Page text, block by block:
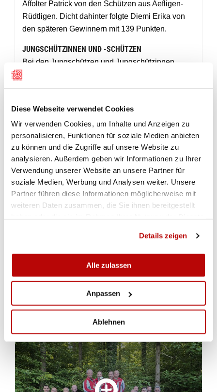
Diese Webseite verwendet Cookies
Wir verwenden Cookies, um Inhalte und Anzeigen zu
personalisieren, Funktionen für soziale Medien anbieten
zu können und die Zugriffe auf unsere Website zu
analysieren. Außerdem geben wir Informationen zu Ihrer
Verwendung unserer Website an unsere Partner für
soziale Medien, Werbung und Analysen weiter. Unsere
Partner führen diese Informationen möglicherweise mit
weiteren Daten zusammen, die Sie ihnen bereitgestellt
Details zeigen
Alle zulassen
Anpassen
Ablehnen
Affolter Patrick von den Schützen aus Aefligen-
Rüdtligen. Dicht dahinter folgte Diemi Erika von
den späteren Gewinnern mit 139 Punkten.
JUNGSCHÜTZINNEN UND -SCHÜTZEN
Bei den Jungschützen und Jungschützinnen
Jegenstorf-Münchringen den Sieg sichern. Die
gewannen den Buri Cup im Feld Jungschützen
mit 617 Punkten. Den zweiten Platz belegte
Münchenbuchsee JS 1 mit 597 Punkten. Den
dritten Platz sicherte sich Limpachtal JS 1 mit 615
Punkten im kleinen Final. Das Höchstresultat der
Jungschützen erzielte Cuenca Carlo mit 131
Punkten, dicht gefolgt von de Jonge Lotta mit 130
Insgesamt war es ein interessanter Finaltag im
Binel und ein gelungener Abschluss des Buri